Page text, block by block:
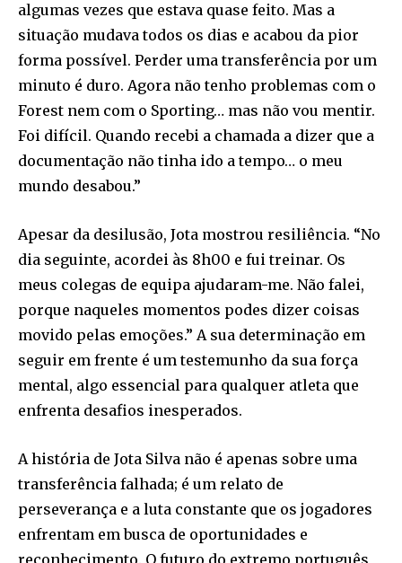
algumas vezes que estava quase feito. Mas a
situação mudava todos os dias e acabou da pior
forma possível. Perder uma transferência por um
minuto é duro. Agora não tenho problemas com o
Forest nem com o Sporting… mas não vou mentir.
Foi difícil. Quando recebi a chamada a dizer que a
documentação não tinha ido a tempo… o meu
mundo desabou.”
Apesar da desilusão, Jota mostrou resiliência. “No
dia seguinte, acordei às 8h00 e fui treinar. Os
meus colegas de equipa ajudaram-me. Não falei,
porque naqueles momentos podes dizer coisas
movido pelas emoções.” A sua determinação em
seguir em frente é um testemunho da sua força
mental, algo essencial para qualquer atleta que
enfrenta desafios inesperados.
A história de Jota Silva não é apenas sobre uma
transferência falhada; é um relato de
perseverança e a luta constante que os jogadores
enfrentam em busca de oportunidades e